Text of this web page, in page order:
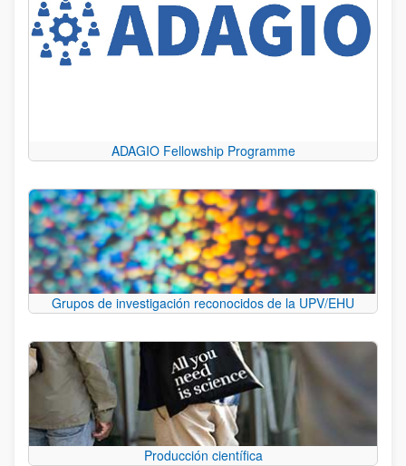
ADAGIO Fellowship Programme
Grupos de investigación reconocidos de la UPV/EHU
Producción científica